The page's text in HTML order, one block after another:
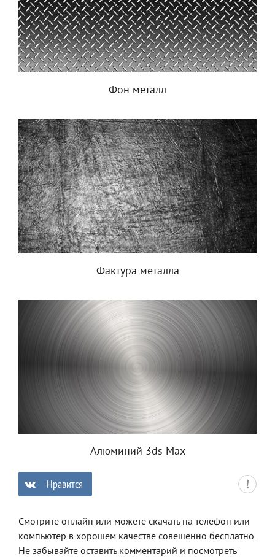
Фон металл
Фактура металла
Алюминий 3ds Max
Нравится
Смотрите онлайн или можете скачать на телефон или
компьютер в хорошем качестве совешенно бесплатно.
Не забывайте оставить комментарий и посмотреть